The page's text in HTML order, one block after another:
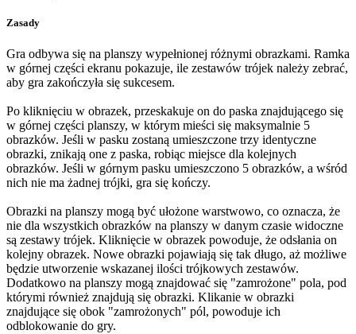
Zasady
Gra odbywa się na planszy wypełnionej różnymi obrazkami. Ramka
w górnej części ekranu pokazuje, ile zestawów trójek należy zebrać,
aby gra zakończyła się sukcesem.
Po kliknięciu w obrazek, przeskakuje on do paska znajdującego się
w górnej części planszy, w którym mieści się maksymalnie 5
obrazków. Jeśli w pasku zostaną umieszczone trzy identyczne
obrazki, znikają one z paska, robiąc miejsce dla kolejnych
obrazków. Jeśli w górnym pasku umieszczono 5 obrazków, a wśród
nich nie ma żadnej trójki, gra się kończy.
Obrazki na planszy mogą być ułożone warstwowo, co oznacza, że
nie dla wszystkich obrazków na planszy w danym czasie widoczne
są zestawy trójek. Kliknięcie w obrazek powoduje, że odsłania on
kolejny obrazek. Nowe obrazki pojawiają się tak długo, aż możliwe
będzie utworzenie wskazanej ilości trójkowych zestawów.
Dodatkowo na planszy mogą znajdować się "zamrożone" pola, pod
którymi również znajdują się obrazki. Klikanie w obrazki
znajdujące się obok "zamrożonych" pól, powoduje ich
odblokowanie do gry.